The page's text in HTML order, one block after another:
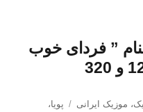
بنام ” فردای خوب
، موزیک ایرانی برچسب‌ها
پویا،